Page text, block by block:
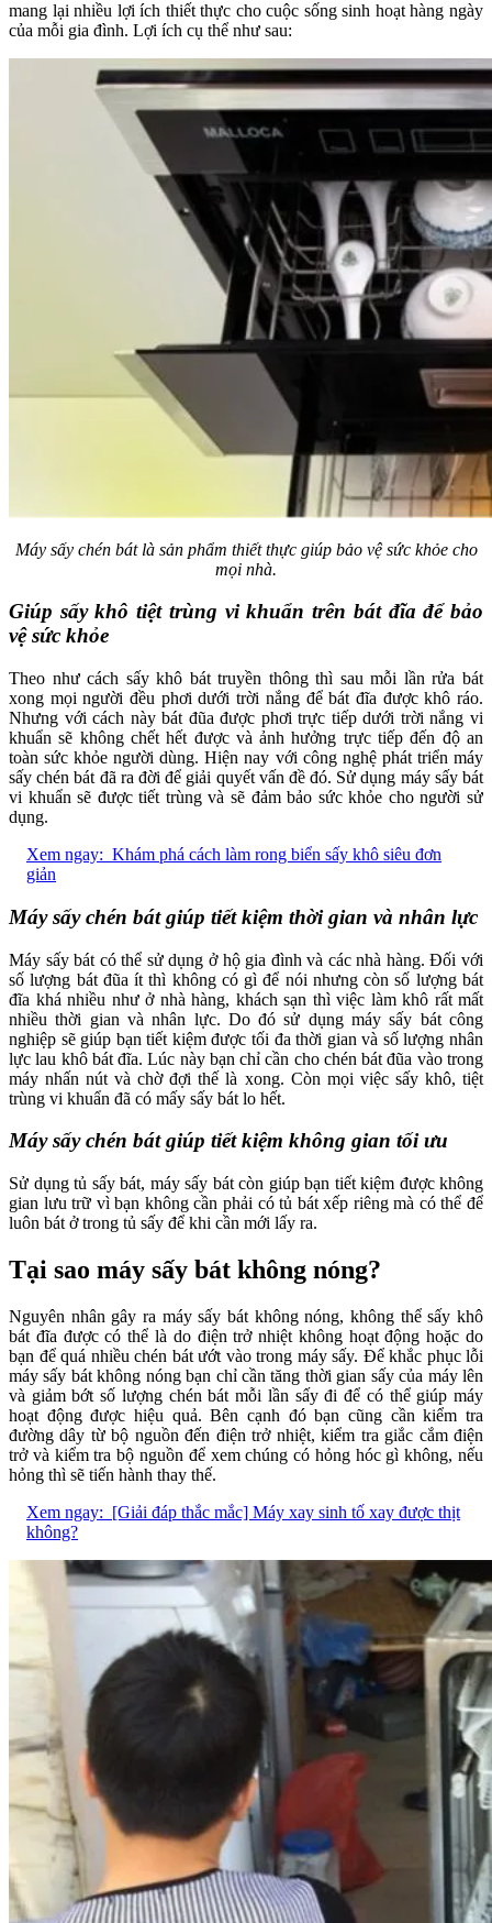
mang lại nhiều lợi ích thiết thực cho cuộc sống sinh hoạt hàng ngày
của mỗi gia đình. Lợi ích cụ thể như sau:
Máy sấy chén bát là sản phẩm thiết thực giúp bảo vệ sức khỏe cho
mọi nhà.
Giúp sấy khô tiệt trùng vi khuẩn trên bát đĩa để bảo
vệ sức khỏe
Theo như cách sấy khô bát truyền thông thì sau mỗi lần rửa bát
xong mọi người đều phơi dưới trời nắng để bát đĩa được khô ráo.
Nhưng với cách này bát đũa được phơi trực tiếp dưới trời nắng vi
khuẩn sẽ không chết hết được và ảnh hưởng trực tiếp đến độ an
toàn sức khỏe người dùng. Hiện nay với công nghệ phát triển máy
sấy chén bát đã ra đời để giải quyết vấn đề đó. Sử dụng máy sấy bát
vi khuẩn sẽ được tiết trùng và sẽ đảm bảo sức khỏe cho người sử
dụng.
Xem ngay: Khám phá cách làm rong biển sấy khô siêu đơn
giản
Máy sấy chén bát giúp tiết kiệm thời gian và nhân lực
Máy sấy bát có thể sử dụng ở hộ gia đình và các nhà hàng. Đối với
số lượng bát đũa ít thì không có gì để nói nhưng còn số lượng bát
đĩa khá nhiều như ở nhà hàng, khách sạn thì việc làm khô rất mất
nhiều thời gian và nhân lực. Do đó sử dụng máy sấy bát công
nghiệp sẽ giúp bạn tiết kiệm được tối đa thời gian và số lượng nhân
lực lau khô bát đĩa. Lúc này bạn chỉ cần cho chén bát đũa vào trong
máy nhấn nút và chờ đợi thế là xong. Còn mọi việc sấy khô, tiệt
trùng vi khuẩn đã có mấy sấy bát lo hết.
Máy sấy chén bát giúp tiết kiệm không gian tối ưu
Sử dụng tủ sấy bát, máy sấy bát còn giúp bạn tiết kiệm được không
gian lưu trữ vì bạn không cần phải có tủ bát xếp riêng mà có thể để
luôn bát ở trong tủ sấy để khi cần mới lấy ra.
Tại sao máy sấy bát không nóng?
Nguyên nhân gây ra máy sấy bát không nóng, không thể sấy khô
bát đĩa được có thể là do điện trở nhiệt không hoạt động hoặc do
bạn để quá nhiều chén bát ướt vào trong máy sấy. Để khắc phục lỗi
máy sấy bát không nóng bạn chỉ cần tăng thời gian sấy của máy lên
và giảm bớt số lượng chén bát mỗi lần sấy đi để có thể giúp máy
hoạt động được hiệu quả. Bên cạnh đó bạn cũng cần kiểm tra
đường dây từ bộ nguồn đến điện trở nhiệt, kiểm tra giắc cắm điện
trở và kiểm tra bộ nguồn để xem chúng có hỏng hóc gì không, nếu
hỏng thì sẽ tiến hành thay thế.
Xem ngay: [Giải đáp thắc mắc] Máy xay sinh tố xay được thịt
không?